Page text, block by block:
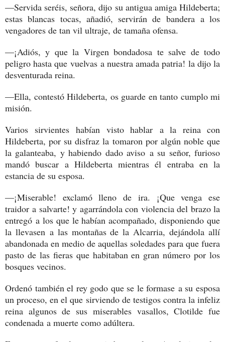
—Servida seréis, señora, dijo su antigua amiga Hildeberta;
estas blancas tocas, añadió, servirán de bandera a los
vengadores de tan vil ultraje, de tamaña ofensa.
—¡Adiós, y que la Virgen bondadosa te salve de todo
peligro hasta que vuelvas a nuestra amada patria! la dijo la
desventurada reina.
—Ella, contestó Hildeberta, os guarde en tanto cumplo mi
misión.
Varios sirvientes habían visto hablar a la reina con
Hildeberta, por su disfraz la tomaron por algún noble que
la galanteaba, y habiendo dado aviso a su señor, furioso
mandó buscar a Hildeberta mientras él entraba en la
estancia de su esposa.
—¡Miserable! exclamó lleno de ira. ¡Que venga ese
traidor a salvarte! y agarrándola con violencia del brazo la
entregó a los que le habían acompañado, disponiendo que
la llevasen a las montañas de la Alcarria, dejándola allí
abandonada en medio de aquellas soledades para que fuera
pasto de las fieras que habitaban en gran número por los
bosques vecinos.
Ordenó también el rey godo que se le formase a su esposa
un proceso, en el que sirviendo de testigos contra la infeliz
reina algunos de sus miserables vasallos, Clotilde fue
condenada a muerte como adúltera.